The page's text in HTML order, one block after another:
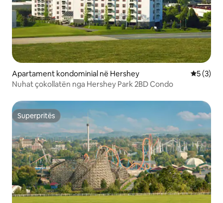
Apartament kondominial në Hershey
5 (3)
Nuhat çokollatën nga Hershey Park 2BD Condo
Superpritës
Superpritës